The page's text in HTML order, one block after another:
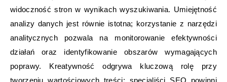
widoczność stron w wynikach wyszukiwania. Umiejętność
analizy danych jest równie istotna; korzystanie z narzędzi
analitycznych pozwala na monitorowanie efektywności
działań oraz identyfikowanie obszarów wymagających
poprawy. Kreatywność odgrywa kluczową rolę przy
tworzeniu wartościowych treści; specjaliści SEO powinni